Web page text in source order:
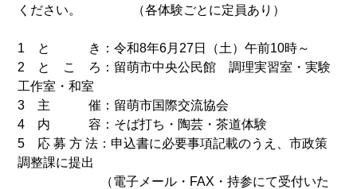
ください。　　　　（各体験ごとに定員あり）
1 と き：令和8年6月27日（土）午前10時～
2 と こ ろ：留萌市中央公民館 調理実習室・実験
工作室・和室
3 主 催：留萌市国際交流協会
4 内 容：そば打ち・陶芸・茶道体験
5 応 募 方 法：申込書に必要事項記載のうえ、市政策
調整課に提出
（電子メール・FAX・持参にて受付いた